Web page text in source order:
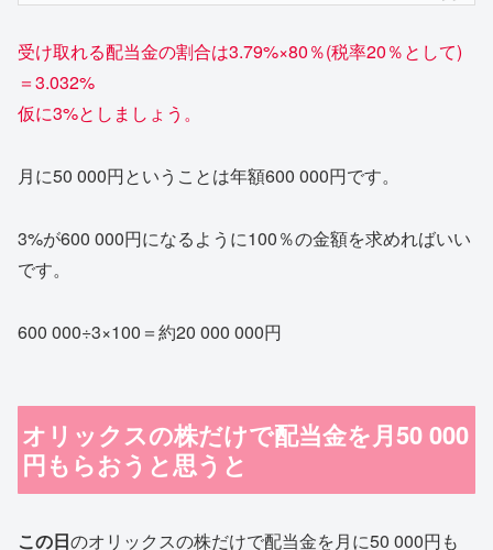
受け取れる配当金の割合は3.79%×80％(税率20％として)
＝3.032%
仮に3%としましょう。
月に50 000円ということは年額600 000円です。
3%が600 000円になるように100％の金額を求めればいい
です。
600 000÷3×100＝約20 000 000円
オリックスの株だけで配当金を月50 000
円もらおうと思うと
この日のオリックスの株だけで配当金を月に50 000円も